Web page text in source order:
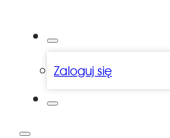
Zaloguj się